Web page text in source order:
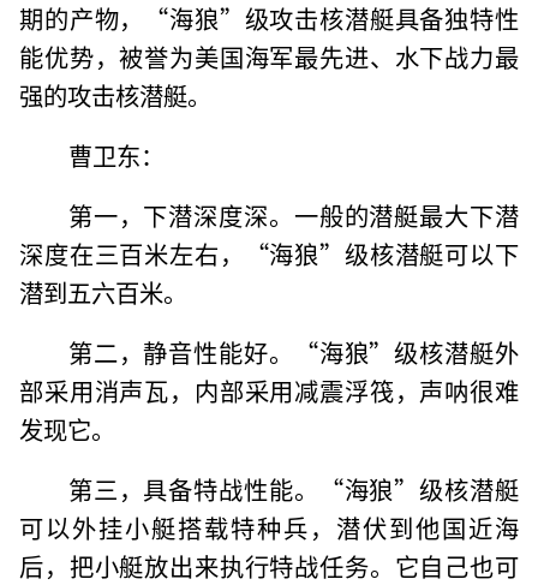
期的产物，“海狼”级攻击核潜艇具备独特性
能优势，被誉为美国海军最先进、水下战力最
强的攻击核潜艇。
曹卫东：
第一，下潜深度深。一般的潜艇最大下潜
深度在三百米左右，“海狼”级核潜艇可以下
潜到五六百米。
第二，静音性能好。“海狼”级核潜艇外
部采用消声瓦，内部采用减震浮筏，声呐很难
发现它。
第三，具备特战性能。“海狼”级核潜艇
可以外挂小艇搭载特种兵，潜伏到他国近海
后，把小艇放出来执行特战任务。它自己也可